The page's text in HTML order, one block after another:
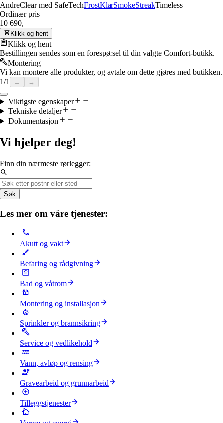
AndreClear med SafeTechFrostKlarSmokeStreakTimeless
Ordinær pris
10 690,–
Klikk og hent
Klikk og hent
Bestillingen sendes som en forespørsel til din valgte Comfort-butikk.
Montering
Vi kan montere alle produkter, og avtale om dette gjøres med butikken.
1/1 ← →
Viktigste egenskaper
Tekniske detaljer
Dokumentasjon
Vi hjelper deg!
Finn din nærmeste rørlegger:
Søk
Les mer om våre tjenester:
Akutt og vakt
Befaring og rådgivning
Bad og våtrom
Montering og installasjon
Sprinkler og brannsikring
Service og vedlikehold
Vann, avløp og rensing
Gravearbeid og grunnarbeid
Tilleggstjenester